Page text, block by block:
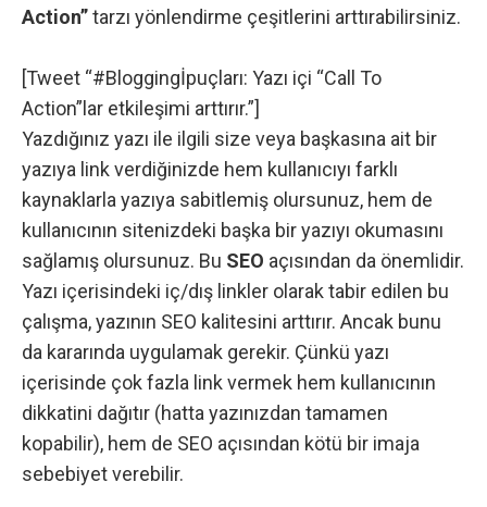
Action”tarzı yönlendirme çeşitlerini arttırabilirsiniz.
[Tweet “#Bloggingİpuçları: Yazı içi “Call To
Action”lar etkileşimi arttırır.”]
Yazdığınız yazı ile ilgili size veya başkasına ait bir
yazıya link verdiğinizde hem kullanıcıyı farklı
kaynaklarla yazıya sabitlemiş olursunuz, hem de
kullanıcının sitenizdeki başka bir yazıyı okumasını
sağlamış olursunuz. Bu SEO açısından da önemlidir.
Yazı içerisindeki iç/dış linkler olarak tabir edilen bu
çalışma, yazının SEO kalitesini arttırır. Ancak bunu
da kararında uygulamak gerekir. Çünkü yazı
içerisinde çok fazla link vermek hem kullanıcının
dikkatini dağıtır (hatta yazınızdan tamamen
kopabilir), hem de SEO açısından kötü bir imaja
sebebiyet verebilir.